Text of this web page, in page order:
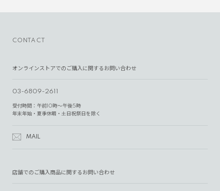
CONTACT
オンラインストアでのご購入に関するお問い合わせ
03-6809-2611
受付時間：午前10時～午後5時
年末年始・夏季休暇・土日祝祭日を除く
MAIL
店舗でのご購入商品に関するお問い合わせ